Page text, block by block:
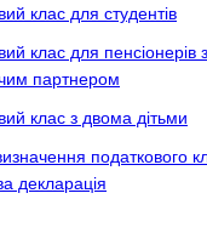
клас для студентів
клас для пенсіонерів з
партнером
клас з двома дітьми
податкового
декларація